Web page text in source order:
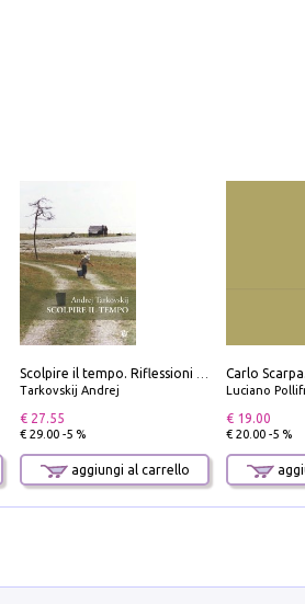
Scolpire il tempo. Riflessioni sul cinema.
Tarkovskij Andrej
€ 27.55
€ 29.00 -5 %
aggiungi al carrello
Luciano
€ 19.00
€ 20.00 -5 %